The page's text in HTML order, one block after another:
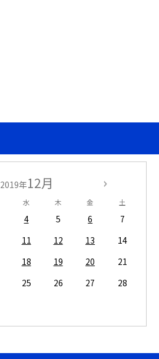
2019年12月
水 木 金 土
4 5 6
7
11 12 13
14
18 19 20
21
25 26 27
28